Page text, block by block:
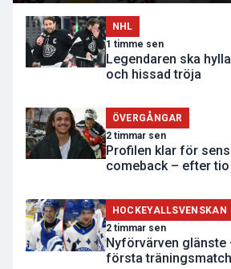
NHL
1 timme sen
Legendaren ska
och hissad tröja
ÖVERGÅNGAR
2 timmar sen
Profilen klar för
comeback – efter
HOCKEYALLSVENSKAN
2 timmar sen
Nyförvärven glänste
första